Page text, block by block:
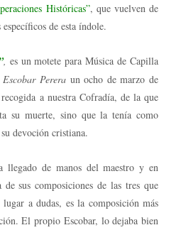
Históricas”, que vuelven de
de esta índole.
, es un motete para Música de Capilla
Perera un ocho de marzo de
a nuestra Cofradía, de la que
su muerte, sino que la tenía como
devoción cristiana.
llegado de manos del maestro y en
sus composiciones de las tres que
a dudas, es la composición más
El propio Escobar, lo dejaba bien